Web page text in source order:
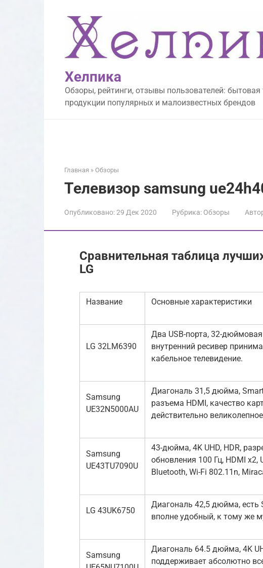
Хелпика
Обзоры, рейтинги, отзывы пользователей:
продукции популярных и малоизвестных брендов
Главная » Обзоры
Телевизор samsung
Опубликовано:29 Дек 2020 Рубрика: Обзоры
Сравнительная таблица
LG
Название Основные характеристики
LG 32LM6390
Два USB-порта, 32-
внутренний ресивер
кабельное телевидение.
Samsung
UE32N5000AU
Диагональ 31,5 дюйма, Smart
разъема HDMI, качество
действительно
Samsung
UE43TU7090U
43-дюйма, 4K UHD, HDR,
обновления 100 Гц, HDMI x2,
Bluetooth, Wi-Fi 802.11n,
LG 43UK6750
Диагональ 42,5 дюйма, есть
вполне удобный, к тому же
Samsung
Диагональ 64.5 дюйма, 4K
поддерживает абсолютно